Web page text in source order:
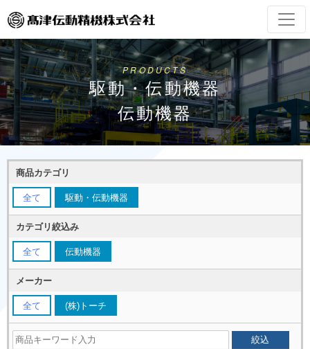
PRODUCTS
駆動・伝動機器
伝動機器
商品カテゴリ
全て 駆動・伝動機器
カテゴリ絞込み
全て 伝動機器
メーカー
全て (株)トーチ